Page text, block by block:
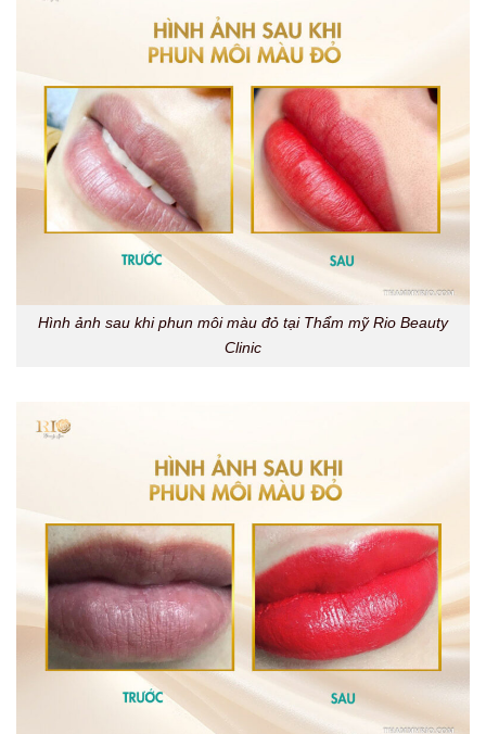
Hình ảnh sau khi phun môi màu đỏ tại Thẩm mỹ Rio Beauty
Clinic